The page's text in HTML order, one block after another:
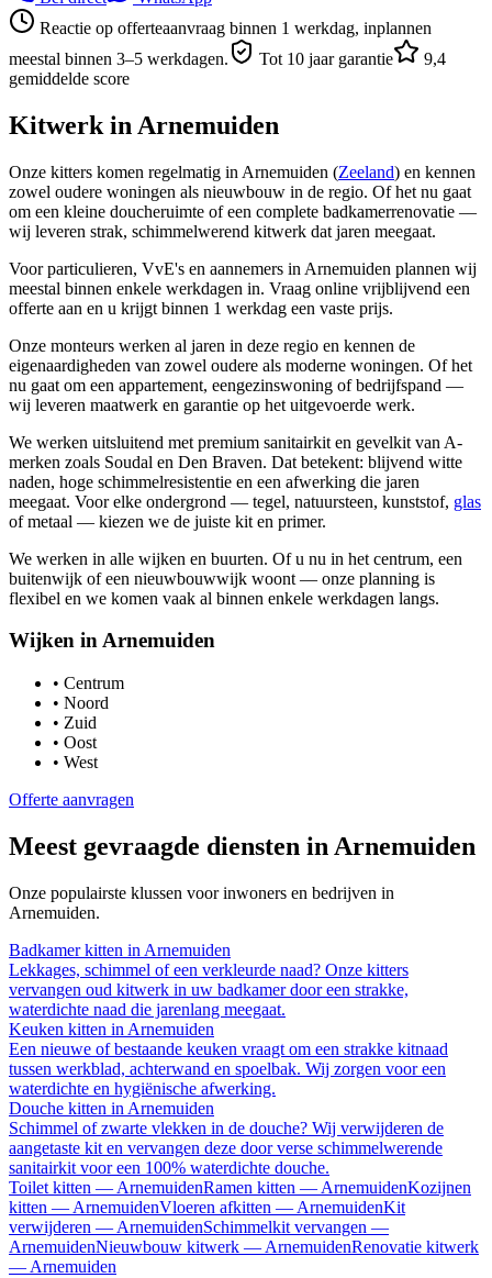
Reactie op offerteaanvraag binnen 1 werkdag, inplannen
meestal binnen 3–5 werkdagen.
Tot 10 jaar garantie
9,4
gemiddelde score
Kitwerk in Arnemuiden
Onze kitters komen regelmatig in Arnemuiden (Zeeland) en kennen
zowel oudere woningen als nieuwbouw in de regio. Of het nu gaat
om een kleine doucheruimte of een complete badkamerrenovatie —
wij leveren strak, schimmelwerend kitwerk dat jaren meegaat.
Voor particulieren, VvE's en aannemers in Arnemuiden plannen wij
meestal binnen enkele werkdagen in. Vraag online vrijblijvend een
offerte aan en u krijgt binnen 1 werkdag een vaste prijs.
Onze monteurs werken al jaren in deze regio en kennen de
eigenaardigheden van zowel oudere als moderne woningen. Of het
nu gaat om een appartement, eengezinswoning of bedrijfspand —
wij leveren maatwerk en garantie op het uitgevoerde werk.
We werken uitsluitend met premium sanitairkit en gevelkit van A-
merken zoals Soudal en Den Braven. Dat betekent: blijvend witte
naden, hoge schimmelresistentie en een afwerking die jaren
meegaat. Voor elke ondergrond — tegel, natuursteen, kunststof, glas
of metaal — kiezen we de juiste kit en primer.
We werken in alle wijken en buurten. Of u nu in het centrum, een
buitenwijk of een nieuwbouwwijk woont — onze planning is
flexibel en we komen vaak al binnen enkele werkdagen langs.
Wijken inArnemuiden
• Centrum
• Noord
• Zuid
• Oost
• West
Offerte aanvragen
Meest gevraagde diensten in Arnemuiden
Onze populairste klussen voor inwoners en bedrijven in
Arnemuiden.
Badkamer kitten in Arnemuiden
Lekkages, schimmel of een verkleurde naad? Onze kitters
vervangen oud kitwerk in uw badkamer door een strakke,
waterdichte naad die jarenlang meegaat.
Keuken kitten in Arnemuiden
Een nieuwe of bestaande keuken vraagt om een strakke kitnaad
tussen werkblad, achterwand en spoelbak. Wij zorgen voor een
waterdichte en hygiënische afwerking.
Douche kitten in Arnemuiden
Schimmel of zwarte vlekken in de douche? Wij verwijderen de
aangetaste kit en vervangen deze door verse schimmelwerende
sanitairkit voor een 100% waterdichte douche.
Toilet kitten — ArnemuidenRamen kitten — ArnemuidenKozijnen
kitten — ArnemuidenVloeren afkitten — ArnemuidenKit
verwijderen — ArnemuidenSchimmelkit vervangen —
ArnemuidenNieuwbouw kitwerk — ArnemuidenRenovatie kitwerk
— Arnemuiden